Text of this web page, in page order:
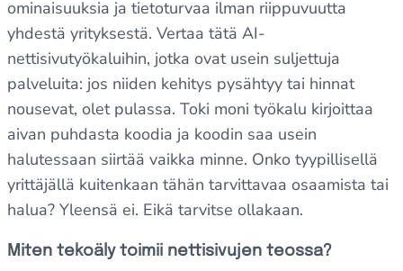
ominaisuuksia ja tietoturvaa ilman riippuvuutta
yhdestä yrityksestä. Vertaa tätä AI-
nettisivutyökaluihin, jotka ovat usein suljettuja
palveluita: jos niiden kehitys pysähtyy tai hinnat
nousevat, olet pulassa. Toki moni työkalu kirjoittaa
aivan puhdasta koodia ja koodin saa usein
halutessaan siirtää vaikka minne. Onko tyypillisellä
yrittäjällä kuitenkaan tähän tarvittavaa osaamista tai
halua? Yleensä ei. Eikä tarvitse ollakaan.
Miten tekoäly toimii nettisivujen teossa?